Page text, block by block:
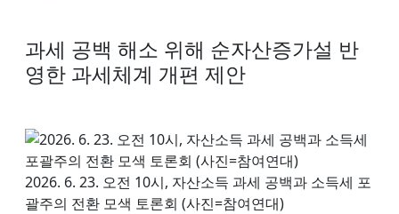
과세 공백 해소 위해 순자산증가설 반
영한 과세체계 개편 제안
2026. 6. 23. 오전 10시, 자산소득 과세 공백과 소득세 포
괄주의 전환 모색 토론회 (사진=참여연대)